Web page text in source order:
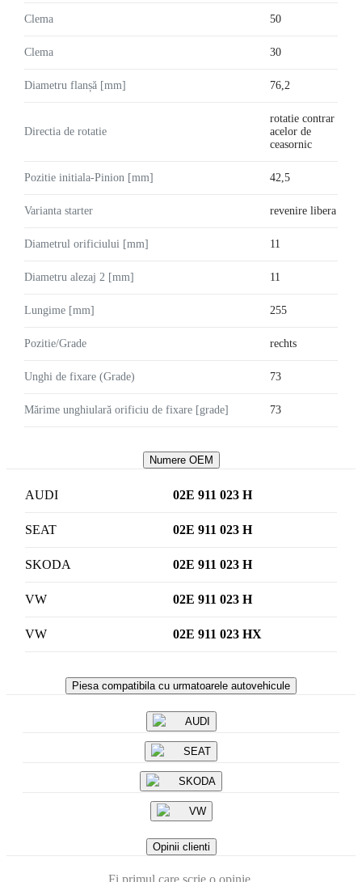
Clema 50
Clema 30
Diametru flanșă [mm] 76,2
Directia de rotatie
rotatie contrar
acelor de
ceasornic
Pozitie initiala-Pinion [mm] 42,5
Varianta starter revenire libera
Diametrul orificiului [mm] 11
Diametru alezaj 2 [mm] 11
Lungime [mm] 255
Pozitie/Grade rechts
Unghi de fixare (Grade) 73
Mărime unghiulară orificiu de fixare [grade] 73
Numere OEM
AUDI 02E 911 023 H
SEAT 02E 911 023 H
SKODA 02E 911 023 H
VW 02E 911 023 H
VW 02E 911 023 HX
Piesa compatibila cu urmatoarele autovehicule
AUDI
SEAT
SKODA
VW
Opinii clienti